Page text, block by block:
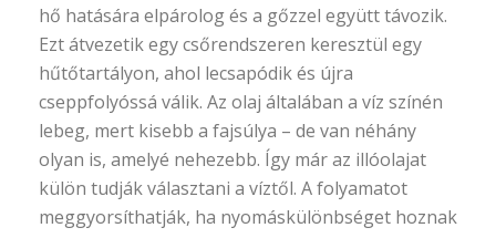
hő hatására elpárolog és a gőzzel együtt távozik.
Ezt átvezetik egy csőrendszeren keresztül egy
hűtőtartályon, ahol lecsapódik és újra
cseppfolyóssá válik. Az olaj általában a víz színén
lebeg, mert kisebb a fajsúlya – de van néhány
olyan is, amelyé nehezebb. Így már az illóolajat
külön tudják választani a víztől. A folyamatot
meggyorsíthatják, ha nyomáskülönbséget hoznak